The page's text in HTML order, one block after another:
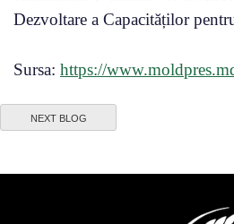
Dezvoltare a Capacităților
Sursa: https://
NEXT BLOG